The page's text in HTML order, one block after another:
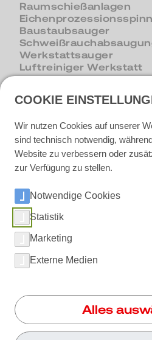
Raumschießanlagen
Baustaubsauger
Werkstattsauger
Luftreiniger Werkstatt
Über RUWAC
Fertigung in Riemsloh
Qualität bei RUWAC
Berufserfahrene
Ausbildung und
Initiativbewerbung
Soziale Medien
Instagram
COOKIE
Wir nutzen Cookies auf unserer
sind technisch notwendig,
Website zu verbessern oder
zur Verfügung zu stellen.
Notwendige Cookies
Statistik
Marketing
Externe Medien
Alles